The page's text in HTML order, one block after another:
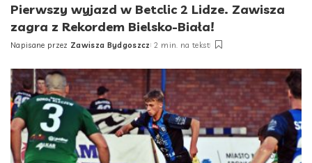
Pierwszy wyjazd w Betclic 2 Lidze. Zawisza
zagra z Rekordem Bielsko-Biała!
Posted
Napisane przez Zawisza Bydgoszcz 2 min. na tekst